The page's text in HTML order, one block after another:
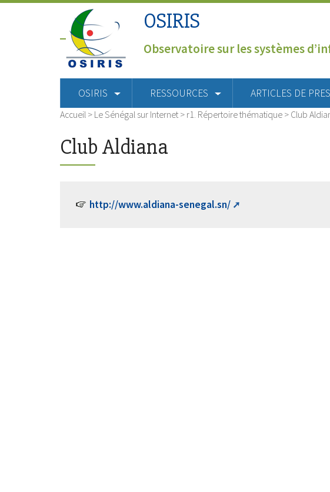
OSIRIS
Observatoire sur les systèmes
OSIRIS RESSOURCES ARTICLES DE
Accueil > Le Sénégal sur Internet > r1. Répertoire thématique > Club
Club Aldiana
http://www.aldiana-senegal.sn/